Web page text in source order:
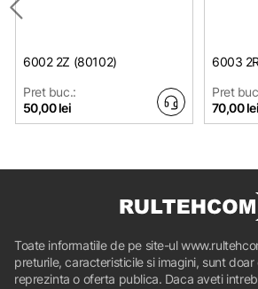
6002 2Z (80102)
Pret buc.:
50,00 lei
6003
Pret
70,00 lei
Toate informatiile de pe site-ul
preturile, caracteristicile si imagini, sunt
reprezinta o oferta publica. Daca aveti